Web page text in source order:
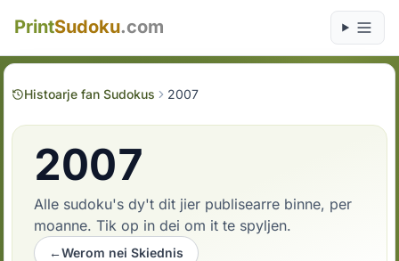
PrintSudoku.com
Histoarje fan Sudokus 2007
2007
Alle sudoku's dy't dit jier publisearre binne, per
moanne. Tik op in dei om it te spyljen.
←Werom nei Skiednis